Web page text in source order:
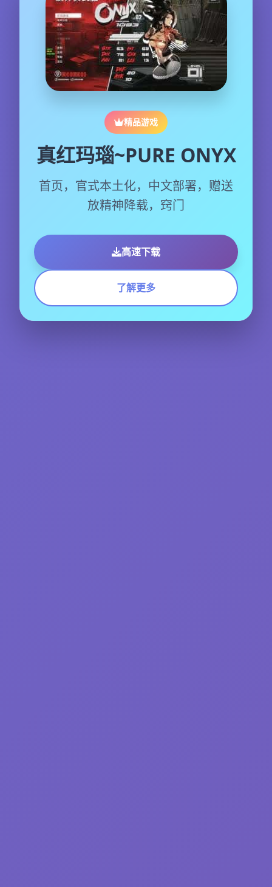
精品游戏
真红玛瑙~PURE ONYX
首页，官式本土化，中文部署，赠送
放精神降载，窍门
高速下载
了解更多